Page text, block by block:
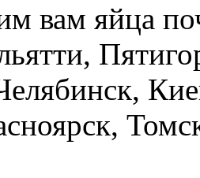
вам яйца